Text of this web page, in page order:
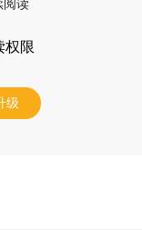
阅读
权限
级